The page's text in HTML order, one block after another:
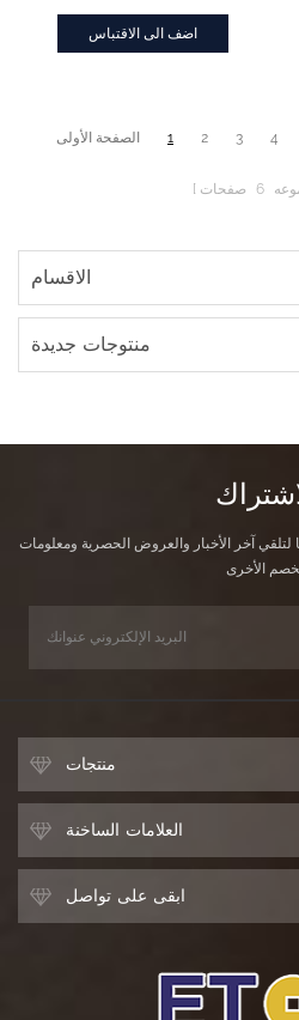
اضف الى الاقتباس
الصفحة الأولى 1 2 3 4
6 صفحات
الاقسام
منتوجات جديدة
لتلقي آخر الأخبار والعروض الحصرية ومعلومات
منتجات
العلامات الساخنة
ابقى على تواصل